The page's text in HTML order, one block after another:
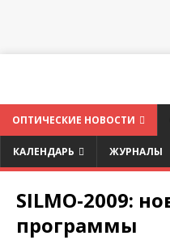
ОПТИЧЕСКИЕ НОВОСТИ
КАЛЕНДАРЬ ЖУРНАЛЫ
SILMO-2009:
программы